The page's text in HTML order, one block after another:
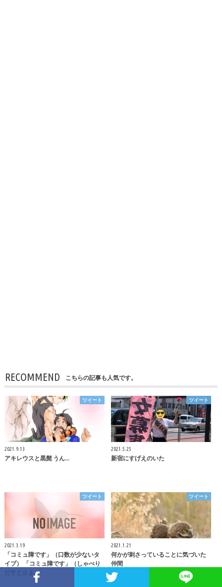
Facebookでシェア Twitterでシェア
RECOMMEND こちらの記事も人気です。
ツイート
2021.9.13
アキレウスと黒髭 うん…
ツイート
2021.5.25
新宿にすげえのいた
ツイート
2021.3.19
「コミュ障です」（口数が少ないタ
イプ） 「コミュ障です」（しゃべり
だすと止ま…
ツイート
2021.1.21
何かが刺さっていることに気づいた
仲間